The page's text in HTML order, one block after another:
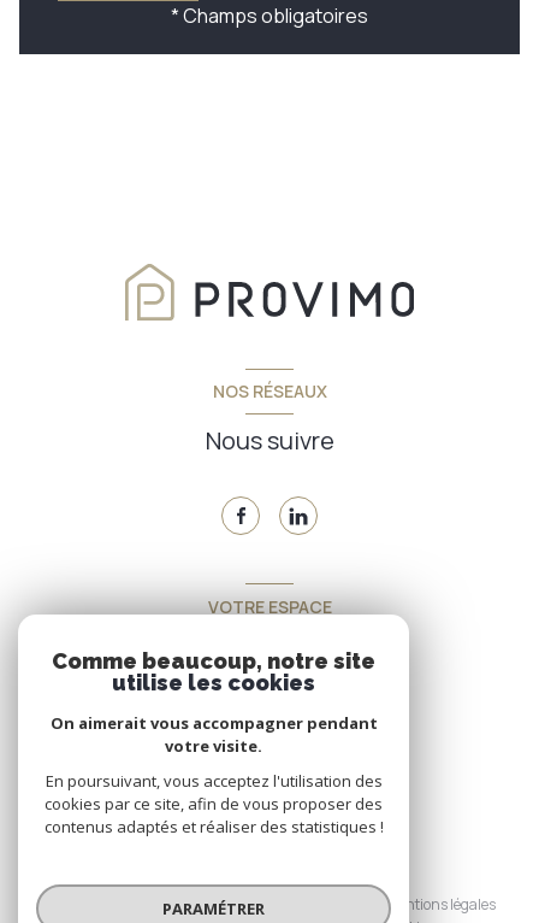
* Champs obligatoires
NOS RÉSEAUX
Nous suivre
VOTRE ESPACE
Espace propriétaire
SE CONNECTER
Nos honoraires
Nos partenaires
Mentions légales
Comme beaucoup, notre site
utilise les cookies
On aimerait vous accompagner pendant
votre visite.
En poursuivant, vous acceptez l'utilisation des
cookies par ce site, afin de vous proposer des
contenus adaptés et réaliser des statistiques !
PARAMÉTRER